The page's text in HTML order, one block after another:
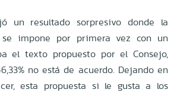
un resultado sorpresivo donde la
se impone por primera vez con un
el texto propuesto por el Consejo,
no está de acuerdo. Dejando en
esta propuesta si le gusta a los